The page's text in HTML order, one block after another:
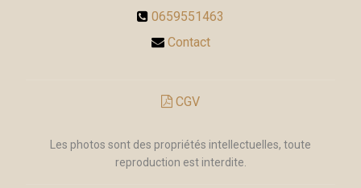
0659551463
Contact
CGV
Les photos sont des propriétés intellectuelles, toute
reproduction est interdite.